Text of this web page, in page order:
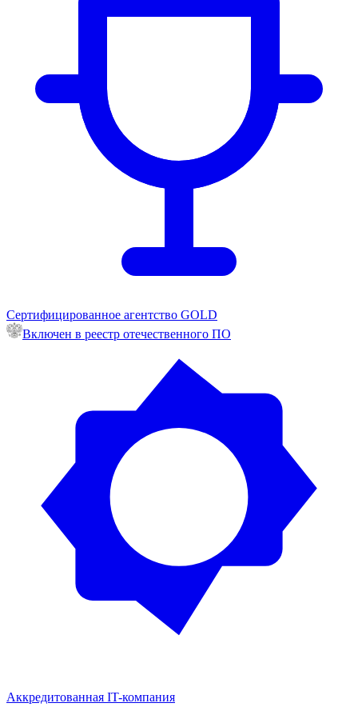
Сертифицированное агентство GOLD
Включен в реестр отечественного ПО
Аккредитованная IT-компания